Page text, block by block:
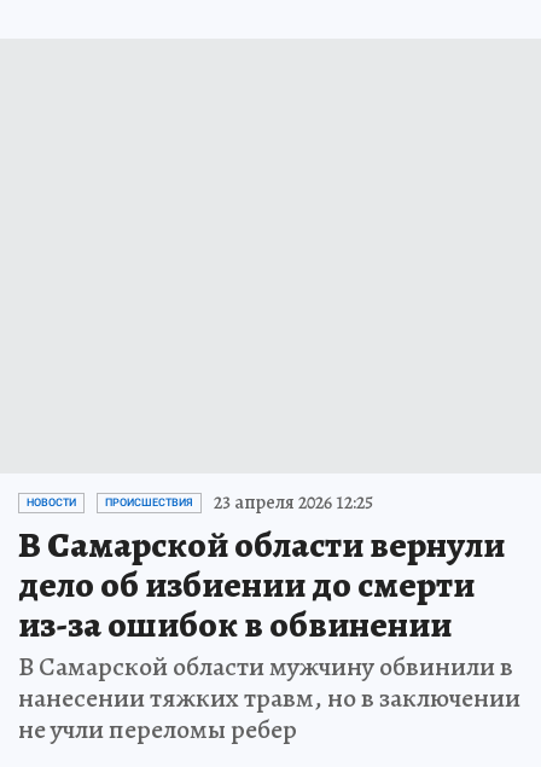
НОВОСТИ ПРОИСШЕСТВИЯ 23 апреля 2026 12:25
В Самарской области вернули
дело об избиении до смерти
из-за ошибок в обвинении
В Самарской области мужчину обвинили в
нанесении тяжких травм, но в заключении
не учли переломы ребер